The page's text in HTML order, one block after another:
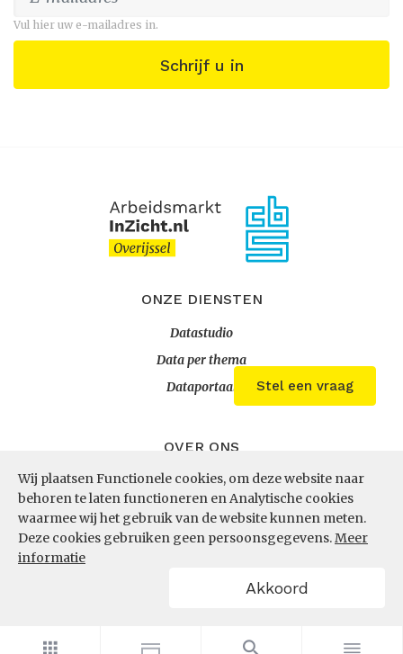
Wij plaatsen Functionele cookies, om deze website naar
behoren te laten functioneren en Analytische cookies
waarmee wij het gebruik van de website kunnen meten.
Deze cookies gebruiken geen persoonsgegevens.Meer
informatie
Akkoord
Stel een vraag
Vul hier uw e-mailadres in.
Schrijf u in
ONZE DIENSTEN
Datastudio
Data per thema
Dataportaal
OVER ONS
InZicht
Contact